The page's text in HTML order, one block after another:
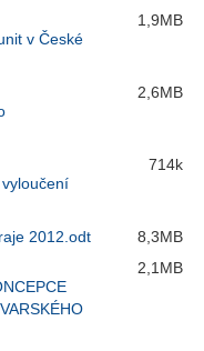
v České
1,9MB
2,6MB
714k
2012.odt 8,3MB
2,1MB